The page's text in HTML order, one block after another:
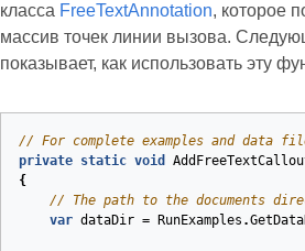
класса FreeTextAnnotation, которое
массив точек линии вызова.
показывает, как использовать эту
// For complete examples and data
private static void
{
// The path to the documents
var dataDir = RunExamples .